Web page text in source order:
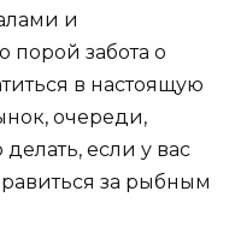
и
порой забота о
в настоящую
очереди,
если у вас
за рыбным